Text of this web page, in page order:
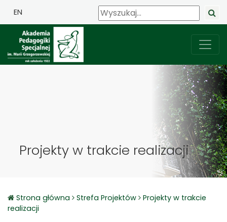
EN
Projekty w trakcie realizacji
Strona główna Strefa Projektów
Projekty w trakcie
realizacji